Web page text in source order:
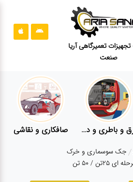
تعمیرگاهی آریا
صنعت
برق و باطری و دیاگ صافکاری و نقاشی
جک سوسماری و خرک